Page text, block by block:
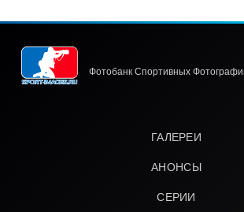
Фотобанк Спортивных
ГАЛЕРЕИ
АНОНСЫ
СЕРИИ